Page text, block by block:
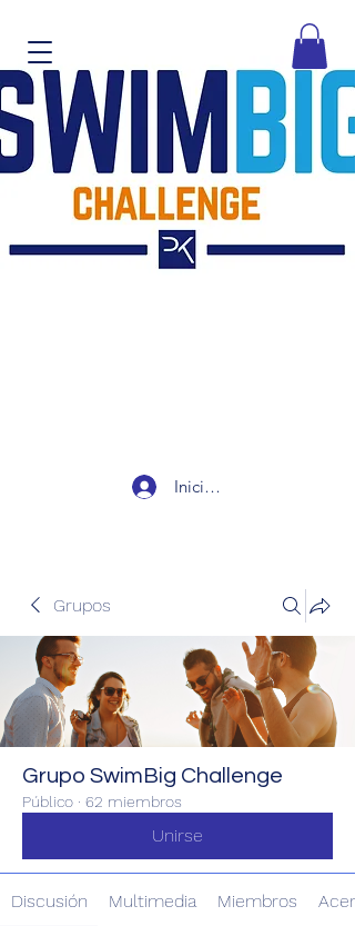
Iniciar sesión
Grupos
Grupo SwimBig Challenge
Público · 62 miembros
Unirse
Discusión Multimedia Miembros